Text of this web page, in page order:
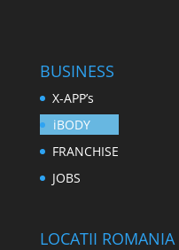
BUSINESS
X-APP’s
iBODY
FRANCHISE
JOBS
LOCATII ROMANIA